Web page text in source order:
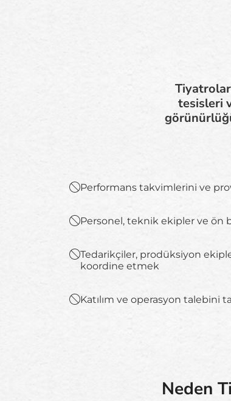
tesisleri
Performans takvimlerini ve
Personel, teknik ekipler ve ön
Tedarikçiler, prodüksiyon
koordine etmek
Katılım ve operasyon talebini
Neden